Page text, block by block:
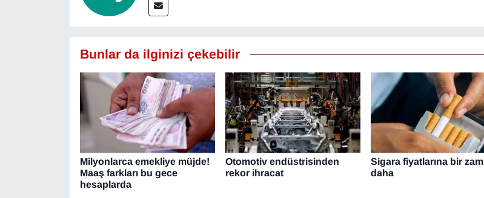
Bunlar da ilginizi çekebilir
Milyonlarca emekliye müjde!
Maaş farkları bu gece
hesaplarda
Otomotiv endüstrisinden
rekor ihracat
Sigara fiyatlarına bir zam
daha